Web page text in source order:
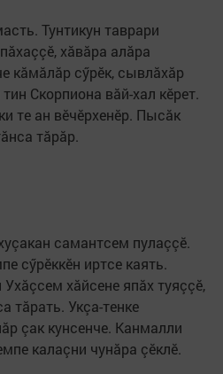
Тунтикун таврари
хăвăра алăра
кăмăлăр сӳрӗк, сывлăхăр
Скорпиона вăй-хал кӗрет.
те ан вӗчӗрхенӗр. Пысăк
тăрăр.
самантсем пулаççӗ.
сӳрӗккӗн иртсе каять.
хăйсене япăх туяççӗ,
тăрать. Укçа-тенке
çак кунсенче. Канмалли
калаçни чунăра çӗклӗ.